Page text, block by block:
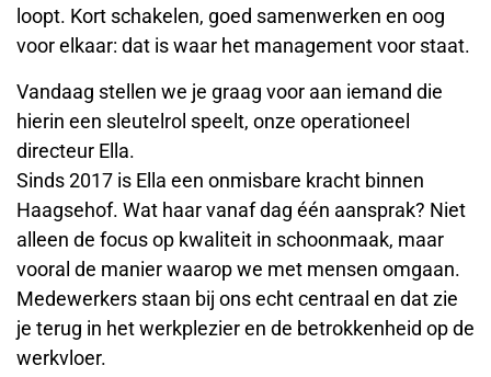
loopt. Kort schakelen, goed samenwerken en oog
voor elkaar: dat is waar het management voor staat.
Vandaag stellen we je graag voor aan iemand die
hierin een sleutelrol speelt, onze operationeel
directeur Ella.
Sinds 2017 is Ella een onmisbare kracht binnen
Haagsehof. Wat haar vanaf dag één aansprak? Niet
alleen de focus op kwaliteit in schoonmaak, maar
vooral de manier waarop we met mensen omgaan.
Medewerkers staan bij ons echt centraal en dat zie
je terug in het werkplezier en de betrokkenheid op de
werkvloer.